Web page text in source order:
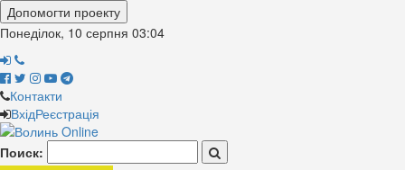
Допомогти проекту
Понеділок, 10 серпня 03:04
Контакти
ВхідРеєстрація
Поиск: